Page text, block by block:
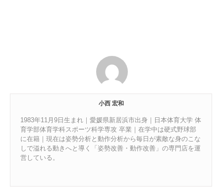
小西 宏和
1983年11月9日生まれ｜愛媛県新居浜市出身｜日本体育大学 体
育学部体育学科スポーツ科学専攻 卒業｜在学中は硬式野球部
に在籍｜現在は姿勢分析と動作分析から毎日が素敵な身のこな
しで溢れる動きへと導く「姿勢改善・動作改善」の専門店を運
営している。